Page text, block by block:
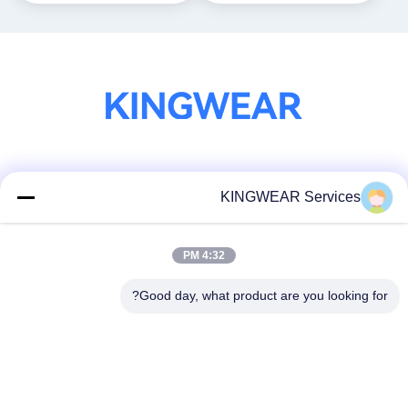
اتصال سريع
الهاتف
KINGWEAR Services
4:32 PM
Good day, what product are you looking for?